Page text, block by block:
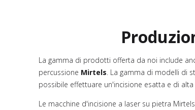
La gamma di prodotti offerta da noi include
percussione Mirtels. La gamma di modelli di
possibile effettuare un'incisione esatta e di
Le macchine d'incisione a laser su pietra